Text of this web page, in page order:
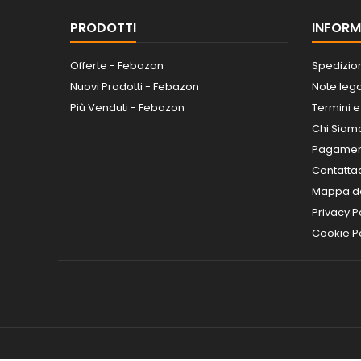
PRODOTTI
Offerte - Febazon
Nuovi Prodotti - Febazon
Più Venduti - Febazon
Note
Termini
Chi
Mappa
Privacy
Cookie